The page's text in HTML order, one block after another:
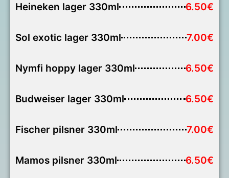
Heineken lager 330ml 6.50€
Sol exotic lager 330ml 7.00€
Nymfi hoppy lager 330ml 6.50€
Budweiser lager 330ml 6.50€
Fischer pilsner 330ml 7.00€
Mamos pilsner 330ml 6.50€